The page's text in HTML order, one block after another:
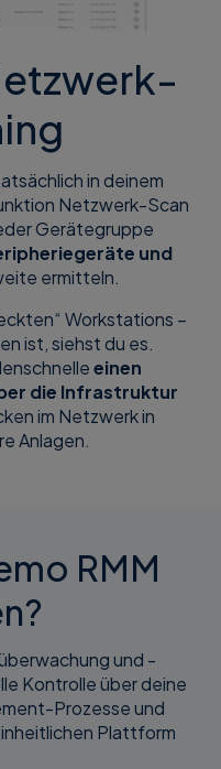
in deinem
Netzwerk-Scan
Gerätegruppe
und
ermitteln.
Workstations –
ist, siehst du es.
einen
die Infrastruktur
im Netzwerk in
Anlagen.
RMM
und -
Kontrolle über deine
Prozesse und
Plattform